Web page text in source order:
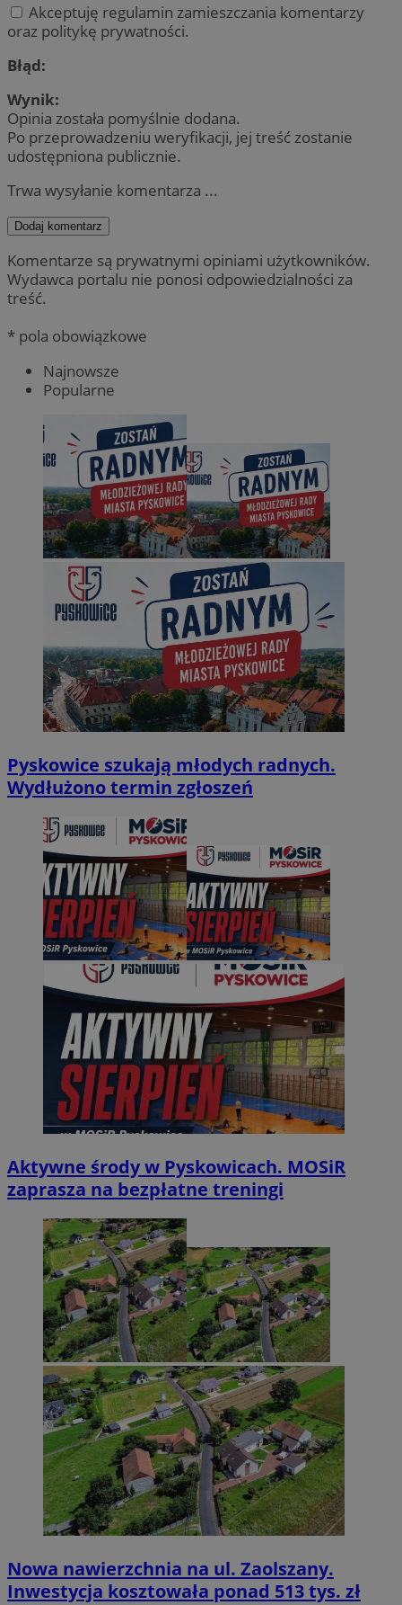
Akceptuję regulamin zamieszczania komentarzy
oraz politykę prywatności.
Błąd:
Wynik:
Opinia została pomyślnie dodana.
Po przeprowadzeniu weryfikacji, jej treść zostanie
udostępniona publicznie.
Trwa wysyłanie komentarza ...
Dodaj komentarz
Komentarze są prywatnymi opiniami użytkowników.
Wydawca portalu nie ponosi odpowiedzialności za
treść.
* pola obowiązkowe
Najnowsze
Popularne
Pyskowice szukają młodych radnych.
Wydłużono termin zgłoszeń
Aktywne środy w Pyskowicach. MOSiR
zaprasza na bezpłatne treningi
Nowa nawierzchnia na ul. Zaolszany.
Inwestycja kosztowała ponad 513 tys. zł